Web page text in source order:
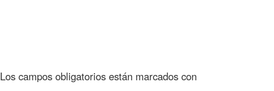
Los campos obligatorios están marcados con